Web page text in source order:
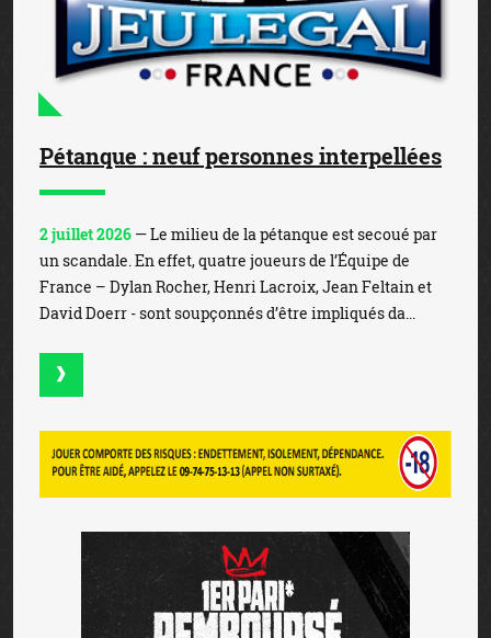
Pétanque : neuf personnes interpellées
2 juillet 2026 — Le milieu de la pétanque est secoué par
un scandale. En effet, quatre joueurs de l’Équipe de
France – Dylan Rocher, Henri Lacroix, Jean Feltain et
David Doerr - sont soupçonnés d’être impliqués da...